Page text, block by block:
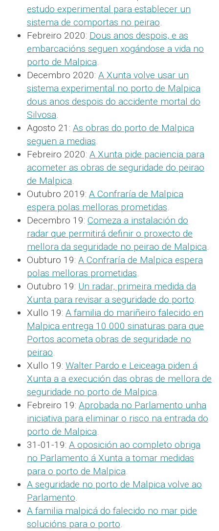
estudo experimental para establecer un
sistema de comportas no peirao.
Febreiro 2020: Dous anos despois, e as
embarcacións seguen xogándose a vida no
porto de Malpica.
Decembro 2020: A Xunta volve usar un
sistema experimental no porto de Malpica
dous anos despois do accidente mortal do
Silvosa.
Agosto 21: As obras do porto de Malpica
seguen a medias.
Febreiro 2020: A Xunta pide paciencia para
acometer as obras de seguridade do peirao
de Malpica.
Outubro 2019: A Confraría de Malpica
espera polas melloras prometidas.
Decembro 19: Comeza a instalación do
radar que permitirá definir o proxecto de
mellora da seguridade no peirao de Malpica.
Oubturo 19: A Confraría de Malpica espera
polas melloras prometidas.
Outubro 19: Un radar, primeira medida da
Xunta para revisar a seguridade do porto.
Xullo 19: A familia do mariñeiro falecido en
Malpica entrega 10.000 sinaturas para que
Portos acometa obras de seguridade no
peirao.
Xullo 19: Walter Pardo e Leiceaga piden á
Xunta a a execución das obras de mellora de
seguridade no porto de Malpica.
Febreiro 19: Aprobada no Parlamento unha
iniciativa para eliminar o risco na entrada do
porto de Malpica.
31-01-19: A oposición ao completo obriga
no Parlamento á Xunta a tomar medidas
para o porto de Malpica.
A seguridade no porto de Malpica volve ao
Parlamento.
A familia malpicá do falecido no mar pide
solucións para o porto.